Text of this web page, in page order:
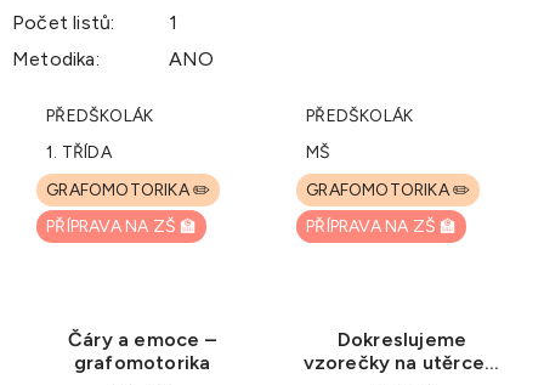
Počet listů:
1
Metodika: ANO
PŘEDŠKOLÁK
1. TŘÍDA
GRAFOMOTORIKA ✏️
PŘÍPRAVA NA ZŠ 🏫
Čáry a emoce –
grafomotorika
PŘEDŠKOLÁK
MŠ
GRAFOMOTORIKA ✏️
PŘÍPRAVA NA ZŠ 🏫
Dokreslujeme
vzorečky na utěrce –